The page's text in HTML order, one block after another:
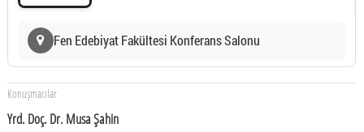
Fen Edebiyat Fakültesi Konferans Salonu
Konuşmacılar
Yrd. Doç. Dr. Musa Şahin